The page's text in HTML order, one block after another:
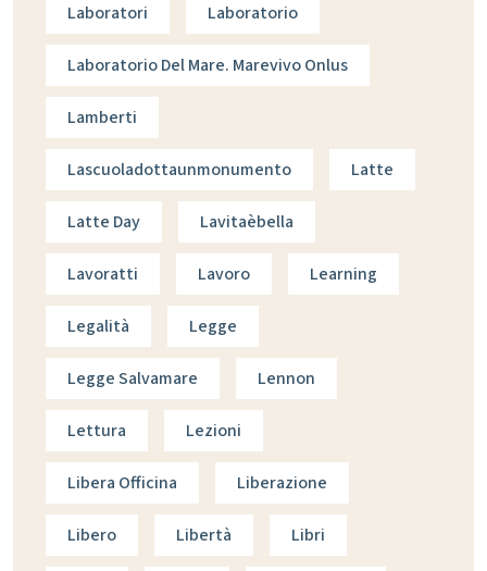
Laboratori Laboratorio
Laboratorio Del Mare. Marevivo Onlus
Lamberti
Lascuoladottaunmonumento Latte
Latte Day Lavitaèbella
Lavoratti Lavoro Learning
Legalità Legge
Legge Salvamare Lennon
Lettura Lezioni
Libera Officina Liberazione
Libero Libertà Libri